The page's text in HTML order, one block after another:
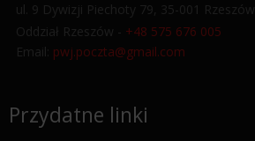
ul. 9 Dywizji Piechoty 79, 35-001 Rzeszów
Oddział Rzeszów - +48 575 676 005
Email: pwj.poczta@gmail.com
Przydatne linki